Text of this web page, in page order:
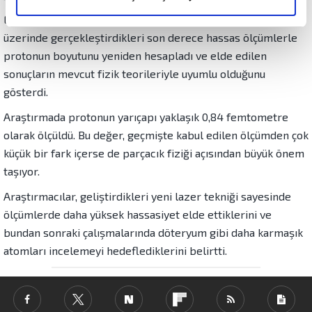
elimizden gelen çabayı gösterdiğimizi ve bu noktada,
kalemimiz olduğunu sizlere hatırlatmak isteriz.
Her halükârda, kullanıcılar, bu çerezlere izin vermedikleri
takdirde, kullanıcılara hedefli reklamlar
Sizlere daha iyi bir hizmet sunabilmek için İnternet
Sitemizde kendimize ve üçüncü kişilere ait çerezler
kullanılmaktadır. Bu çerezler vasıtasıyla çeşitli kişisel
toplumu hizmetlerinin sunulması amacıyla
kullanılmaktadır. Diğer çerezler, sitemizin daha işlevsel
kılınması ve kişiselleştirilmesi ve sizlere yönelik
reklam/pazarlama faaliyetlerinin yapılması, amaçlarıyla
Çerezlere ilişkin tercihlerinizi aşağıda yer alan panel
Eyalet Üniversitesi'nden araştırmacılar, hidrojen atomu
üzerinde gerçekleştirdikleri son derece hassas ölçümlerle
protonun boyutunu yeniden hesapladı ve elde edilen
sonuçların mevcut fizik teorileriyle uyumlu olduğunu
gösterdi.
Araştırmada protonun yarıçapı yaklaşık 0,84 femtometre
olarak ölçüldü. Bu değer, geçmişte kabul edilen ölçümden çok
küçük bir fark içerse de parçacık fiziği açısından büyük önem
taşıyor.
Araştırmacılar, geliştirdikleri yeni lazer tekniği sayesinde
ölçümlerde daha yüksek hassasiyet elde ettiklerini ve
bundan sonraki çalışmalarında döteryum gibi daha karmaşık
atomları incelemeyi hedeflediklerini belirtti.